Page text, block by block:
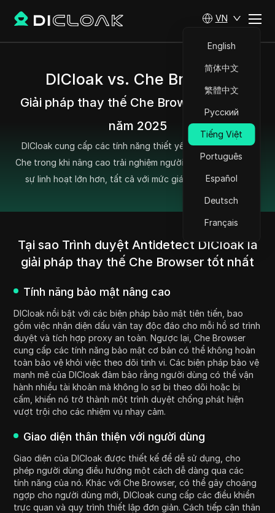
VN
English
简体中文
繁體中文
Русский
Tiếng Việt
Português
Español
Deutsch
Français
DICloak vs. Che Browser
Giải pháp thay thế Che Browser tốt nhất
năm 2025
DICloak cung cấp các tính năng thiết yếu của trình duyệt
Che trong khi nâng cao trải nghiệm người dùng và cung cấp
sự linh hoạt lớn hơn, tất cả với mức giá phải chăng hơn.
Tại sao Trình duyệt Antidetect DICloak là
giải pháp thay thế Che Browser tốt nhất
Tính năng bảo mật nâng cao
DICloak nổi bật với các biện pháp bảo mật tiên tiến, bao
gồm việc nhận diện dấu vân tay độc đáo cho mỗi hồ sơ trình
duyệt và tích hợp proxy an toàn. Ngược lại, Che Browser
cung cấp các tính năng bảo mật cơ bản có thể không hoàn
toàn bảo vệ khỏi việc theo dõi tinh vi. Các biện pháp bảo vệ
mạnh mẽ của DICloak đảm bảo rằng người dùng có thể vận
hành nhiều tài khoản mà không lo sợ bị theo dõi hoặc bị
cấm, khiến nó trở thành một trình duyệt chống phát hiện
vượt trội cho các nhiệm vụ nhạy cảm.
Giao diện thân thiện với người dùng
Giao diện của DICloak được thiết kế để dễ sử dụng, cho
phép người dùng điều hướng một cách dễ dàng qua các
tính năng của nó. Khác với Che Browser, có thể gây choáng
ngợp cho người dùng mới, DICloak cung cấp các điều khiển
trực quan và quy trình thiết lập đơn giản. Cách tiếp cận thân